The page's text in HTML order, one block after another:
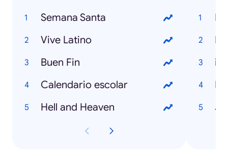
Semana Santa
Vive Latino
Buen Fin
Calendario escolar
Hell and Heaven